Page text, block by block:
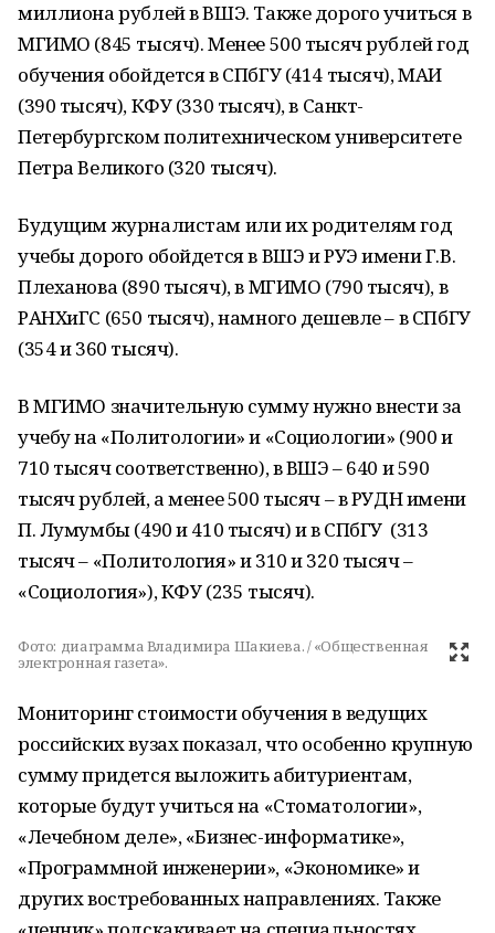
миллиона рублей в ВШЭ. Также дорого учиться в
МГИМО (845 тысяч). Менее 500 тысяч рублей год
обучения обойдется в СПбГУ (414 тысяч), МАИ
(390 тысяч), КФУ (330 тысяч), в Санкт-
Петербургском политехническом университете
Петра Великого (320 тысяч).
Будущим журналистам или их родителям год
учебы дорого обойдется в ВШЭ и РУЭ имени Г.В.
Плеханова (890 тысяч), в МГИМО (790 тысяч), в
РАНХиГС (650 тысяч), намного дешевле – в СПбГУ
(354 и 360 тысяч).
В МГИМО значительную сумму нужно внести за
учебу на «Политологии» и «Социологии» (900 и
710 тысяч соответственно), в ВШЭ – 640 и 590
тысяч рублей, а менее 500 тысяч – в РУДН имени
П. Лумумбы (490 и 410 тысяч) и в СПбГУ (313
тысяч – «Политология» и 310 и 320 тысяч –
«Социология»), КФУ (235 тысяч).
Фото: диаграмма Владимира Шакиева. / «Общественная
электронная газета».
Мониторинг стоимости обучения в ведущих
российских вузах показал, что особенно крупную
сумму придется выложить абитуриентам,
которые будут учиться на «Стоматологии»,
«Лечебном деле», «Бизнес-информатике»,
«Программной инженерии», «Экономике» и
других востребованных направлениях. Также